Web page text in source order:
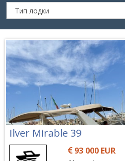
Ilver Mirable 39
93 000 EUR